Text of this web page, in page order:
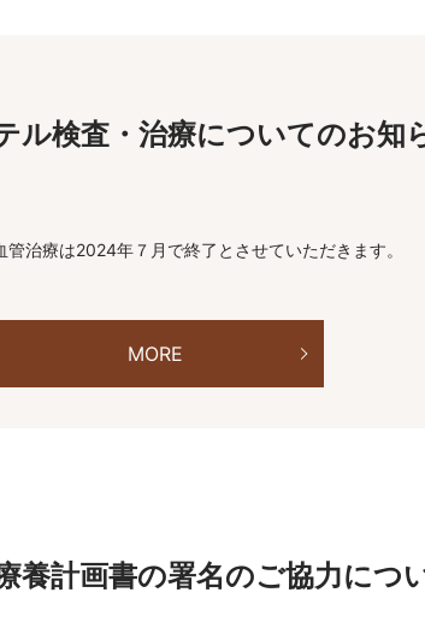
ル検査・治療についてのお知
治療は2024年７月で終了とさせていただきます。
MORE
養計画書の署名のご協力につ